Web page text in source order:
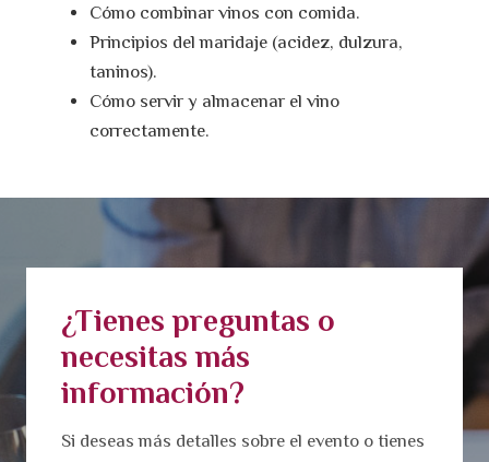
Cómo combinar vinos con comida.
Principios del maridaje (acidez, dulzura,
taninos).
Cómo servir y almacenar el vino
correctamente.
¿Tienes preguntas o
necesitas más
información?
Si deseas más detalles sobre el evento o tienes